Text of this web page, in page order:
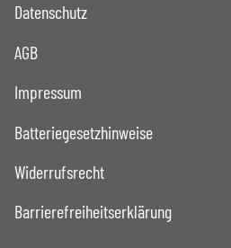
Datenschutz
AGB
Impressum
Batteriegesetzhinweise
Widerrufsrecht
Barrierefreiheitserklärung